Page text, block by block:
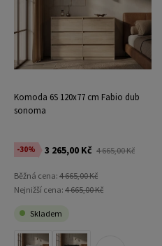
Komoda 6S 120x77 cm Fabio dub
sonoma
-30% 3 265,00 Kč 4 665,00 Kč
Běžná cena: 4 665,00 Kč
Nejnižší cena: 4 665,00 Kč
Skladem